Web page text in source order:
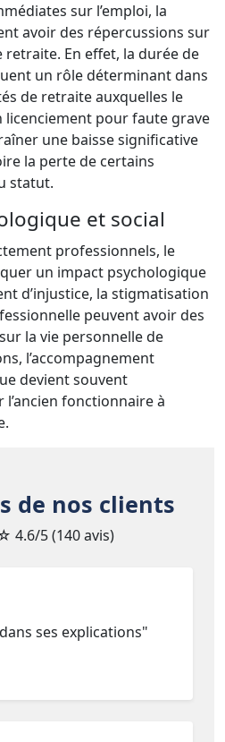
sur l’emploi, la
avoir des répercussions sur
retraite. En effet, la durée de
un rôle déterminant dans
de retraite auxquelles le
pour faute grave
une baisse significative
la perte de certains
statut.
et social
professionnels, le
un impact psychologique
d’injustice, la stigmatisation
peuvent avoir des
la vie personnelle de
l’accompagnement
devient souvent
fonctionnaire à
de nos clients
4.6/5 (140 avis)
ses explications"